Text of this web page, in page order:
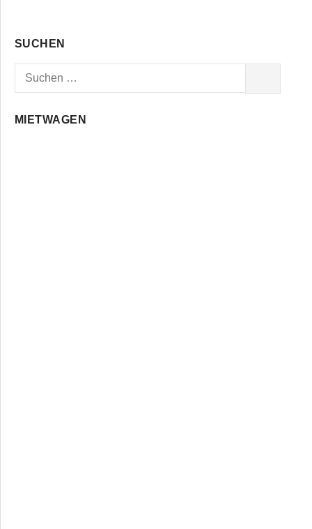
SUCHEN
Suchen
MIETWAGEN